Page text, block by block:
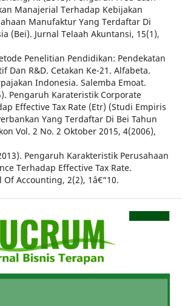
Manajerial Terhadap Kebijakan
Manufaktur Yang Terdaftar Di
(Bei). Jurnal Telaah Akuntansi, 15(1),
Penelitian Pendidikan: Pendekatan
Dan R&D. Cetakan Ke-21. Alfabeta.
Indonesia. Salemba Emoat.
Pengaruh Karateristik Corporate
Effective Tax Rate (Etr) (Studi Empiris
Yang Terdaftar Di Bei Tahun
Vol. 2 No. 2 Oktober 2015, 4(2006),
Pengaruh Karakteristik Perusahaan
Terhadap Effective Tax Rate.
Accounting, 2(2), 1â€“10.